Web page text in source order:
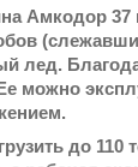
Амкодор 37
лед.
можно
до 110